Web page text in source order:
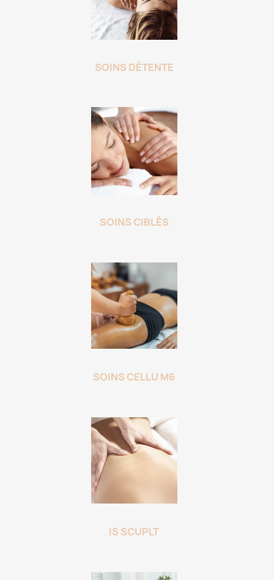
SOINS DÉTENTE
SOINS CIBLÉS
SOINS CELLU M6
IS SCUPLT